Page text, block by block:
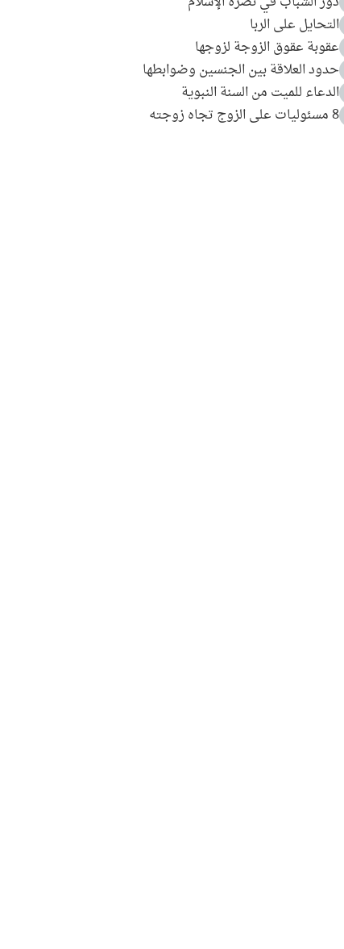
التحايل على الربا
عقوبة عقوق الزوجة لزوجها
حدود العلاقة بين الجنسين وضوابطها
الدعاء للميت من السنة النبوية
8 مسئوليات على الزوج تجاه زوجته